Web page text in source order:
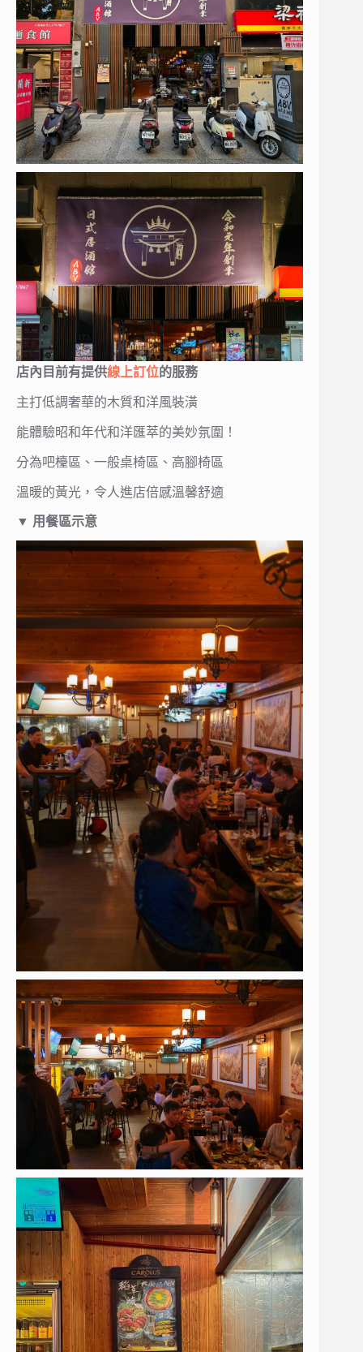
店內目前有提供線上訂位的服務
主打低調奢華的木質和洋風裝潢
能體驗昭和年代和洋匯萃的美妙氛圍！
分為吧檯區、一般桌椅區、高腳椅區
溫暖的黃光，令人進店倍感溫馨舒適
▼ 用餐區示意